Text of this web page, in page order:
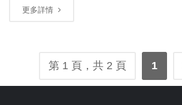
更多詳情
第 1 頁，共 2 頁 1